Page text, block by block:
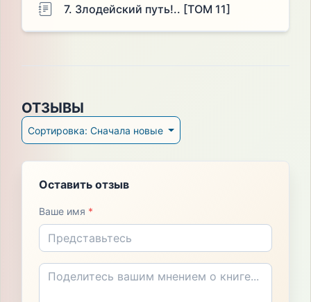
7. Злодейский путь!.. [ТОМ 11]
ОТЗЫВЫ
Сортировка: Сначала новые
Оставить отзыв
Ваше имя *